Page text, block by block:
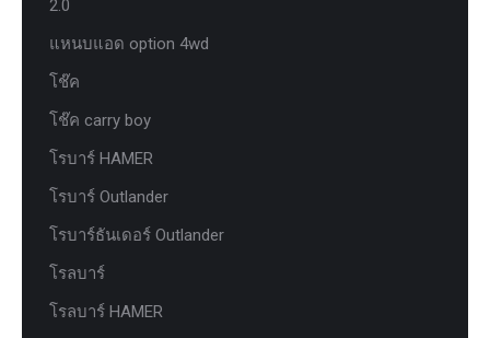
2.0
แหนบแอด option 4wd
โช๊ค
โช๊ค carry boy
โรบาร์ HAMER
โรบาร์ Outlander
โรบาร์ธันเดอร์ Outlander
โรลบาร์
โรลบาร์ HAMER